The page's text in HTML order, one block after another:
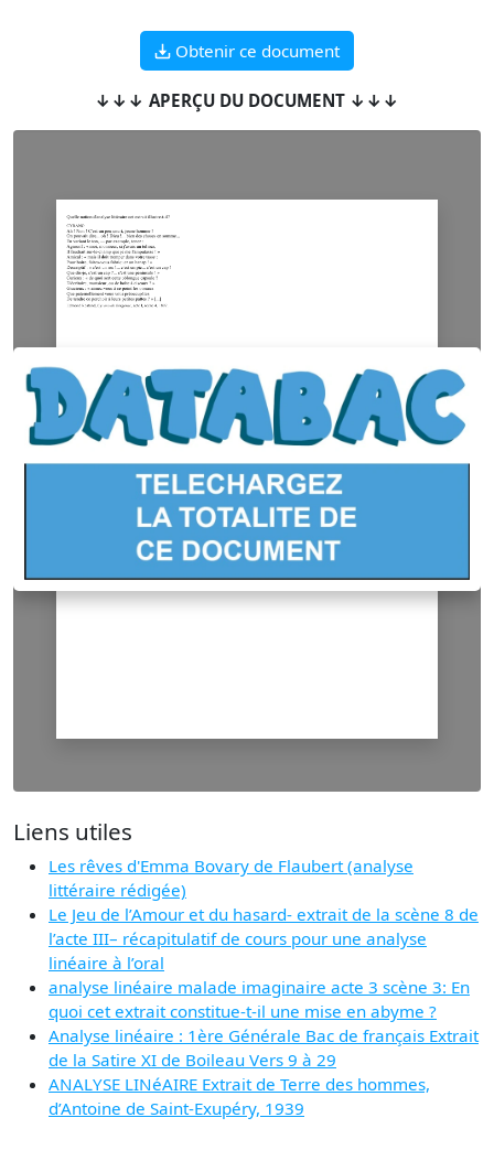
Obtenir ce document
↓↓↓ APERÇU DU DOCUMENT ↓↓↓
Liens utiles
Les rêves d'Emma Bovary de Flaubert (analyse
littéraire rédigée)
Le Jeu de l’Amour et du hasard- extrait de la scène 8 de
l’acte III– récapitulatif de cours pour une analyse
linéaire à l’oral
analyse linéaire malade imaginaire acte 3 scène 3: En
quoi cet extrait constitue-t-il une mise en abyme ?
Analyse linéaire : 1ère Générale Bac de français Extrait
de la Satire XI de Boileau Vers 9 à 29
ANALYSE LINéAIRE Extrait de Terre des hommes,
d’Antoine de Saint-Exupéry, 1939